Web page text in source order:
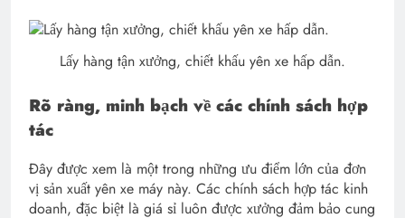
Lấy hàng tận xưởng, chiết khấu yên xe hấp dẫn.
Rõ ràng, minh bạch về các chính sách hợp
tác
Đây được xem là một trong những ưu điểm lớn của đơn
vị sản xuất yên xe máy này. Các chính sách hợp tác kinh
doanh, đặc biệt là giá sỉ luôn được xưởng đảm bảo cung